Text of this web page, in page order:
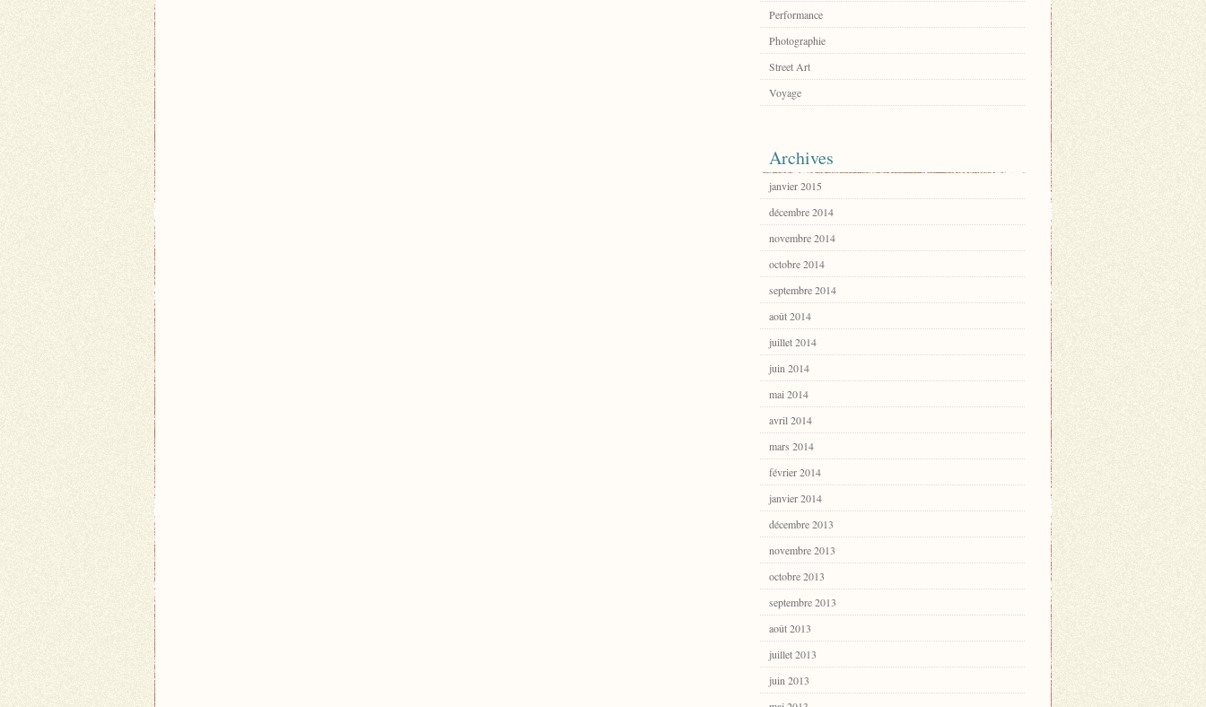
Performance
Photographie
Street Art
Voyage
Archives
janvier 2015
décembre 2014
novembre 2014
octobre 2014
septembre 2014
août 2014
juillet 2014
juin 2014
mai 2014
avril 2014
mars 2014
février 2014
janvier 2014
décembre 2013
novembre 2013
octobre 2013
septembre 2013
août 2013
juillet 2013
juin 2013